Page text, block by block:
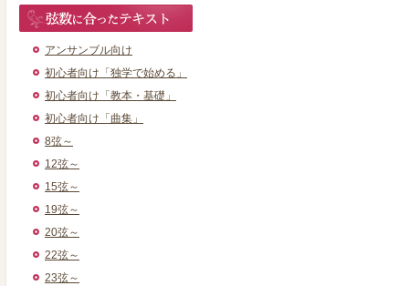
アンサンブル向け
初心者向け「独学で始める」
初心者向け「教本・基礎」
初心者向け「曲集」
8弦～
12弦～
15弦～
19弦～
20弦～
22弦～
23弦～